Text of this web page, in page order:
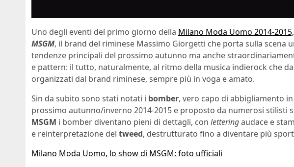
Uno degli eventi del primo giorno della Milano Moda Uomo 2014-2015,
MSGM, il brand del riminese Massimo Giorgetti che porta sulla scena
tendenze principali del prossimo autunno ma anche
e pattern: il tutto, naturalmente, al ritmo della musica indierock che
organizzati dal brand riminese, sempre più in voga e amato.
Sin da subito sono stati notati i bomber, vero capo di abbigliamento
prossimo autunno/inverno 2014-2015 e proposto da numerosi stilisti
MSGM i bomber diventano pieni di dettagli, con letteringaudace e
e reinterpretazione del tweed, destrutturato fino a diventare più
Milano Moda Uomo, lo show di MSGM: foto ufficiali